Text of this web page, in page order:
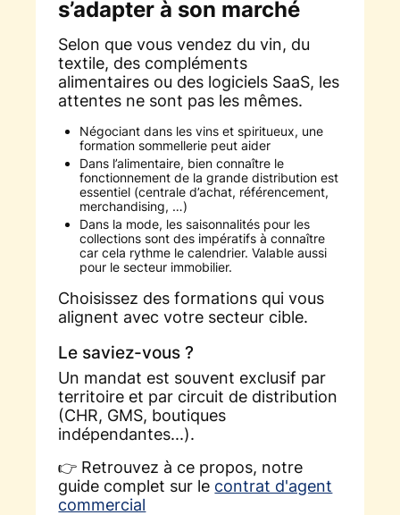
s’adapter à son marché
Selon que vous vendez du vin, du
textile, des compléments
alimentaires ou des logiciels SaaS, les
attentes ne sont pas les mêmes.
Négociant dans les vins et spiritueux, une
formation sommellerie peut aider
Dans l’alimentaire, bien connaître le
fonctionnement de la grande distribution est
essentiel (centrale d’achat, référencement,
merchandising, …)
Dans la mode, les saisonnalités pour les
collections sont des impératifs à connaître
car cela rythme le calendrier. Valable aussi
pour le secteur immobilier.
Choisissez des formations qui vous
alignent avec votre secteur cible.
Le saviez-vous ?
Un mandat est souvent exclusif par
territoire et par circuit de distribution
(CHR, GMS, boutiques
indépendantes...).
👉 Retrouvez à ce propos, notre
guide complet sur le contrat d'agent
commercial